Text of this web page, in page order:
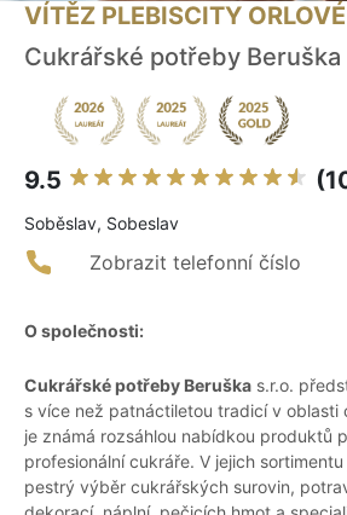
VÍTĚZ PLEBISCITY ORLOVÉ
Cukrářské potřeby Beruška
9.5
Soběslav, Sobeslav
Zobrazit telefonní číslo
O společnosti:
Cukrářské potřeby Beruška s.r.o.
s více než patnáctiletou tradicí v oblasti
je známá rozsáhlou nabídkou produktů
profesionální cukráře. V jejich
pestrý výběr cukrářských surovin,